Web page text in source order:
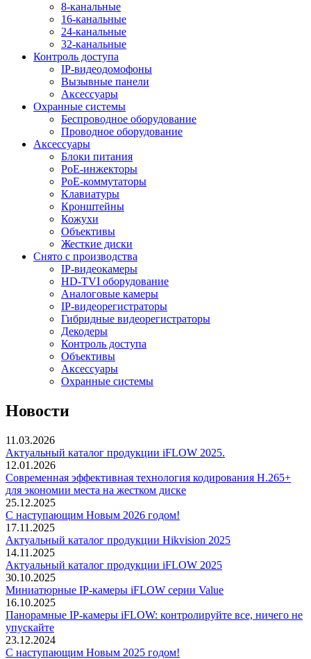
8-канальные
16-канальные
24-канальные
32-канальные
Контроль доступа
IP-видеодомофоны
Вызывные панели
Аксессуары
Охранные системы
Беспроводное оборудование
Проводное оборудование
Аксессуары
Блоки питания
PoE-инжекторы
PoE-коммутаторы
Клавиатуры
Кронштейны
Кожухи
Объективы
Жесткие диски
Снято с производства
IP-видеокамеры
HD-TVI оборудование
Аналоговые камеры
IP-видеорегистраторы
Гибридные видеорегистраторы
Декодеры
Контроль доступа
Объективы
Аксессуары
Охранные системы
Новости
11.03.2026
Актуальный каталог продукции iFLOW 2025.
12.01.2026
Современная эффективная технология кодирования H.265+
для экономии места на жестком диске
25.12.2025
С наступающим Новым 2026 годом!
17.11.2025
Актуальный каталог продукции Hikvision 2025
14.11.2025
Актуальный каталог продукции iFLOW 2025
30.10.2025
Миниатюрные IP-камеры iFLOW серии Value
16.10.2025
Панорамные IP-камеры iFLOW: контролируйте все, ничего не
упускайте
23.12.2024
С наступающим Новым 2025 годом!